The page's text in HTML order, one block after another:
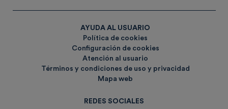
AYUDA AL USUARIO
Política de cookies
Configuración de cookies
Atención al usuario
Términos y condiciones de uso y privacidad
Mapa web
REDES SOCIALES